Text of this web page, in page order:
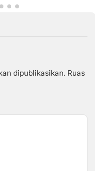
dipublikasikan. Ruas